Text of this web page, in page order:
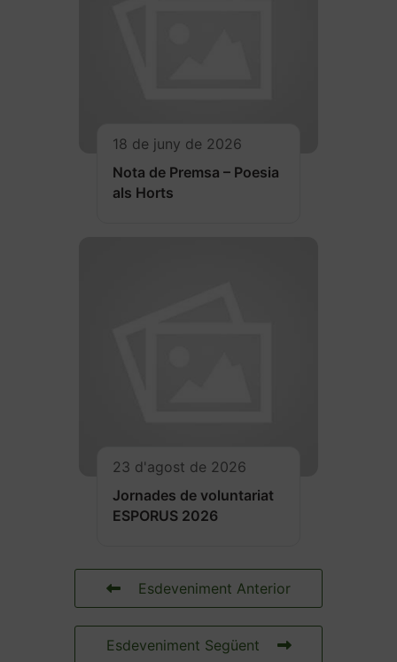
18 de juny de 2026
Nota de Premsa – Poesia
als Horts
23 d'agost de 2026
Jornades de voluntariat
ESPORUS 2026
Esdeveniment Anterior
Esdeveniment Següent